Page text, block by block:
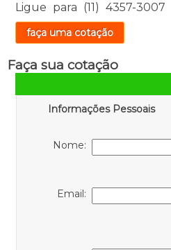
Ligue para (11) 4357-3007
faça uma cotação
Faça sua cotação
Informações Pessoais
Nome:
Email: